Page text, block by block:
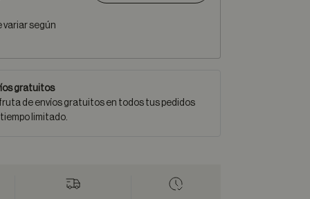
variar según
gratuitos
de envíos gratuitos en todos tus pedidos
limitado.